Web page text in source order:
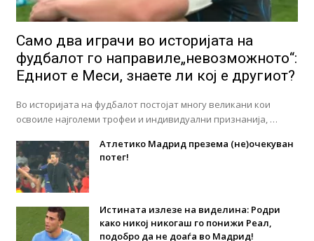
Само два играчи во историјата на
фудбалот го направиле„невозможното“:
Едниот е Меси, знаете ли кој е другиот?
Во историјата на фудбалот постојат многу великани кои
освоиле најголеми трофеи и индивидуални признанија, …
Атлетико Мадрид презема (не)очекуван
потег!
Истината излезе на виделина: Родри
како никој никогаш го понижи Реал,
подобро да не доаѓа во Мадрид!